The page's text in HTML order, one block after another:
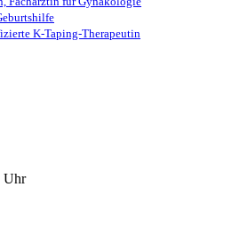
K-Taping-Therapeutin
Uhr